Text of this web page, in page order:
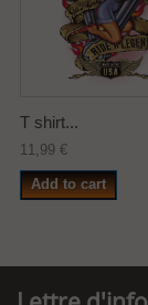
T shirt...
11,99 €
Add to cart